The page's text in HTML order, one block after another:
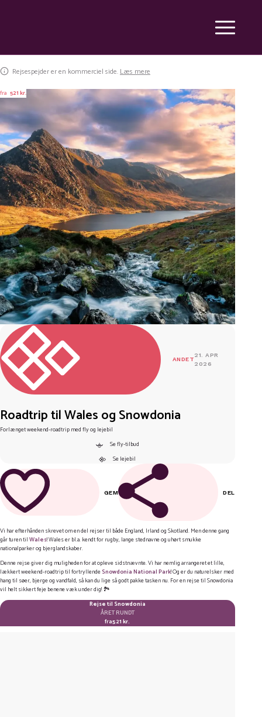
Rejsespejder er en kommerciel side.Læs mere
fra 521 kr.
ANDET
21. APR
2026
Roadtrip til Wales og Snowdonia
Forlænget weekend-roadtrip med fly og lejebil
Se fly-tilbud
Se lejebil
GEM DEL
LINKEDIN
TWITTER
E-MAIL
Vi har efterhånden skrevet om en del rejser til både England, Irland og Skotland. Men denne gang
går turen tilWales! Wales er bl.a. kendt for rugby, lange stednavne og uhørt smukke
nationalparker og bjerglandskaber.
Denne rejse giver dig muligheden for at opleve sidstnævnte. Vi har nemlig arrangeret et lille,
lækkert weekend-roadtrip til fortryllendeSnowdonia National Park! Og er du naturelsker med
hang til søer, bjerge og vandfald, så kan du lige så godt pakke tasken nu. For en rejse til Snowdonia
vil helt sikkert feje benene væk under dig! 🏞️
Rejse til Snowdonia
ÅRET RUNDT
fra521 kr.